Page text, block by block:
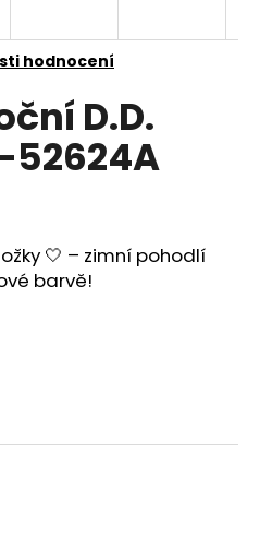
hodnocení
D.D.
52624A
🤍 – zimní pohodlí
barvě!